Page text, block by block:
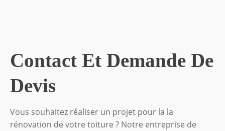
Contact Et Demande De
Devis
Vous souhaitez réaliser un projet pour la la
rénovation de votre toiture ? Notre entreprise de